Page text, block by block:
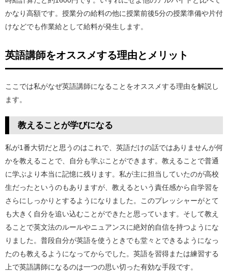
かなり高額です。授業分の給料の他に授業前後5分の授業準備や片付
けなどでも作業給として給料が発生します。
英語講師をオススメする理由とメリット
ここでは私がなぜ英語講師になることをオススメする理由を解説し
ます。
教えることが学びになる
私が1番大切だと思うのはこれで、英語だけの話ではありませんが何
かを教えることで、自分も学ぶことができます。教えることで普通
に学ぶより本当に記憶に残ります。私が主に担当していたのが高校
生だったというのもありますが、教えるという責任感から自学習を
さらにしっかりとするようになりました。このプレッシャーがとて
も大きく自分を追い込むことができたと思っています。そして教え
ることで英文法のルールやニュアンスに絶対的自信を持つようにな
りました。普段自分が英語を使うときでも堂々とできるようになっ
たのも教えるようになってからでした。英語を習得または練習する
上で英語講師になるのは一つの思い切った有効な手段です。